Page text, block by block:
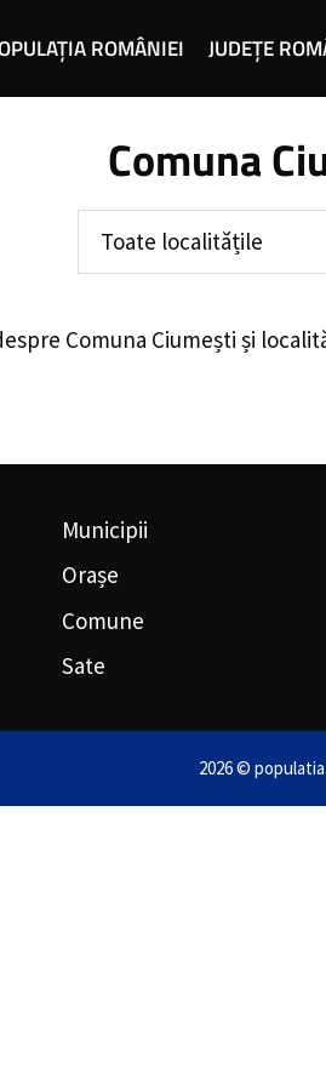
ROMÂNIEI JUDEȚE
Comuna
Toate localitățile
Comuna Ciumești și
Municipii
Orașe
Comune
Sate
2026 ©